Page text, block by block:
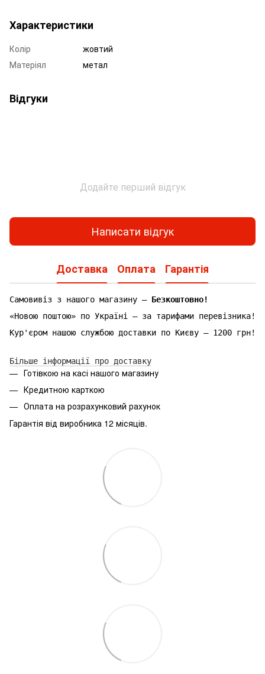
Характеристики
Колір
жовтий
Матеріял
метал
Відгуки
Додайте перший відгук
Написати відгук
Доставка Оплата Гарантія
Самовивіз з нашого магазину — Безкоштовно!
«Новою поштою» по Україні — за тарифами перевізника!
Кур'єром нашою службою доставки по Києву — 1200 грн!
Більше інформації про доставку
Готівкою на касі нашого магазину
Кредитною карткою
Оплата на розрахунковий рахунок
Гарантія від виробника 12 місяців.